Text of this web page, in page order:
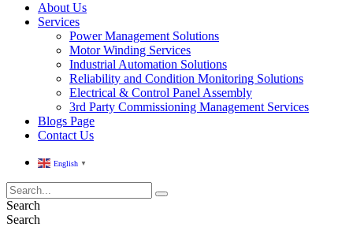
About Us
Services
Power Management Solutions
Motor Winding Services
Industrial Automation Solutions
Reliability and Condition Monitoring Solutions
Electrical & Control Panel Assembly
3rd Party Commissioning Management Services
Blogs Page
Contact Us
English ▼
Search
Search